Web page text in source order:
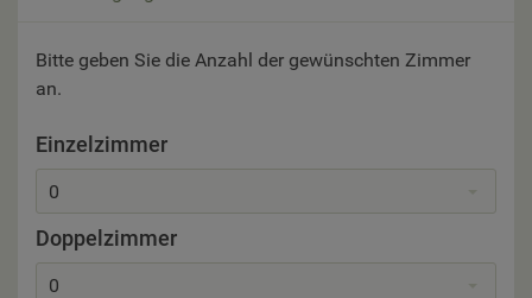
Bitte geben Sie die Anzahl der gewünschten Zimmer
an.
Einzelzimmer
0
Doppelzimmer
0